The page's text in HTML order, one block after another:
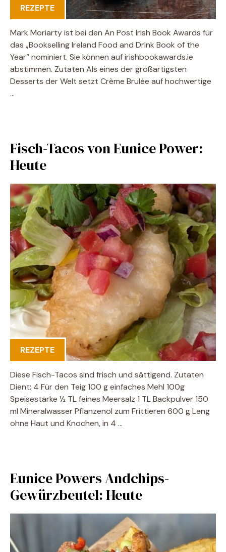
REZEPTE
Mark Moriarty ist bei den An Post Irish Book Awards für
das „Bookselling Ireland Food and Drink Book of the
Year“ nominiert. Sie können auf irishbookawards.ie
abstimmen. Zutaten Als eines der großartigsten
Desserts der Welt setzt Crème Brulée auf hochwertige
…
Fisch-Tacos von Eunice Power:
Heute
REZEPTE
Diese Fisch-Tacos sind frisch und sättigend. Zutaten
Dient: 4 Für den Teig 100 g einfaches Mehl 100g
Speisestärke ½ TL feines Meersalz 1 TL Backpulver 150
ml Mineralwasser Pflanzenöl zum Frittieren 600 g Leng
ohne Haut und Knochen, in 4 …
Eunice Powers Andchips-
Gewürzbeutel: Heute